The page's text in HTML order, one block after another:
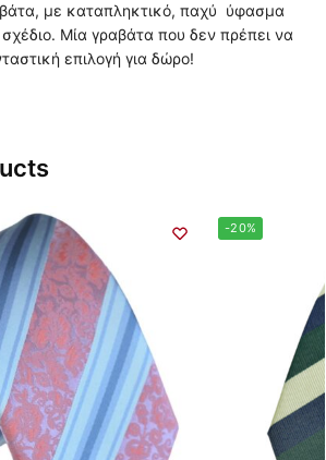
με καταπληκτικό, παχύ ύφασμα
Μία γραβάτα που δεν πρέπει να
επιλογή για δώρο!
-20%